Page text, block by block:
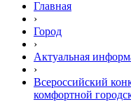
Главная
›
Город
›
Актуальная
›
Всероссийский
комфортной